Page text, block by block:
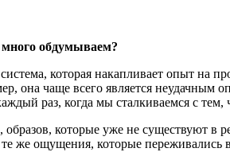
обдумываем?
которая накапливает опыт
она чаще всего является неудачным
раз, когда мы сталкиваемся с тем,
которые уже не существуют
же ощущения, которые переживались